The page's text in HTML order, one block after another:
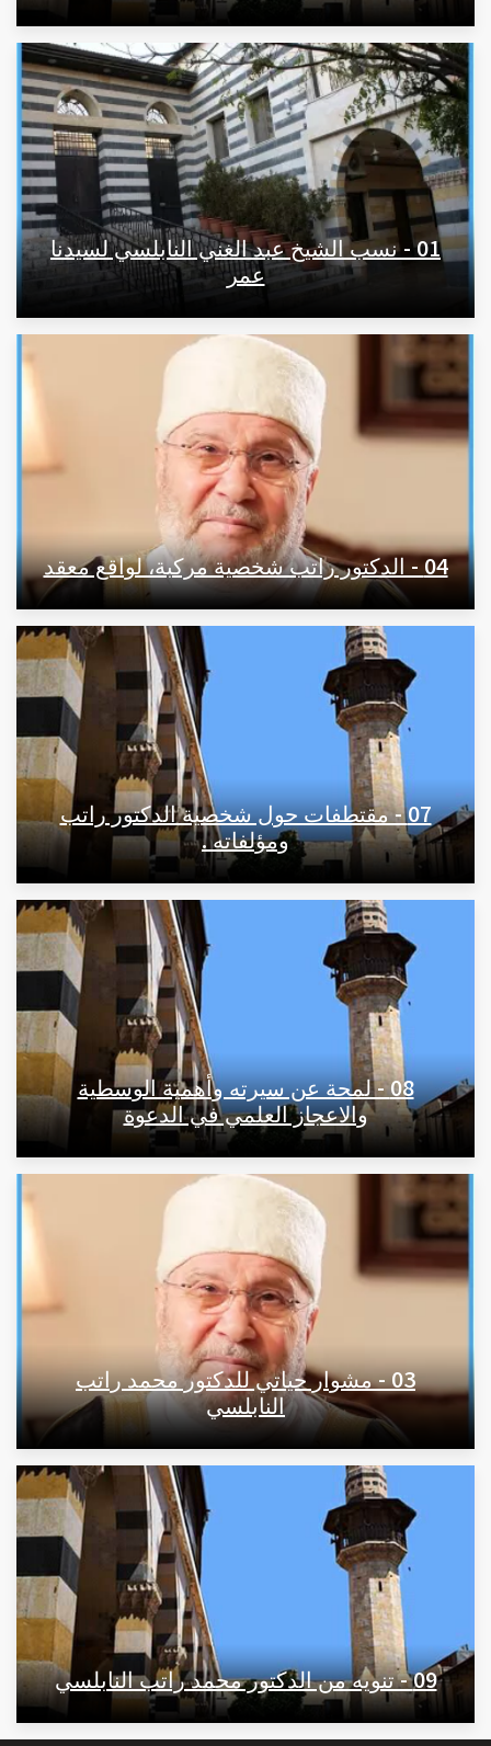
01 - نسب الشيخ عبد الغني النابلسي لسيدنا
عمر
04 - الدكتور راتب شخصية مركبة، لواقع معقد
07 - مقتطفات حول شخصية الدكتور راتب
ومؤلفاته .
08 - لمحة عن سيرته وأهمية الوسطية
والاعجاز العلمي في الدعوة
03 - مشوار حياتي للدكتور محمد راتب
النابلسي
09 - تنويه من الدكتور محمد راتب النابلسي